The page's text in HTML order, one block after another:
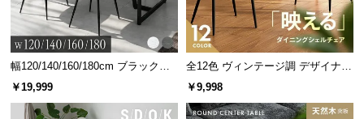
o.,
幅120/140/160/180cm ブラックフ
レーム ダイニング 大理石調 4人掛
￥19,999
全12色 ヴィンテージ調 デザイナー
ズシェルチェア
￥9,998